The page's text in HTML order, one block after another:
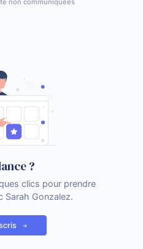
non communiquées
?
clics pour prendre
Sarah Gonzalez.